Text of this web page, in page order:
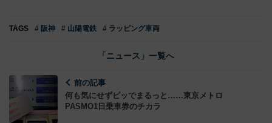
TAGS # 阪神 # 山陽電鉄 # ラッピング車両
「ニュース」一覧へ
前の記事
何も気にせずピッでまるっと……東京メトロ
PASMO1日乗車券のチカラ